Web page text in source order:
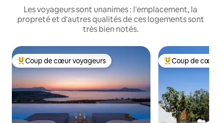
Les voyageurs sont unanimes : l'emplacement, la
propreté et d'autres qualités de ces logements sont
très bien notés.
Coup de cœur voyageurs parmi les plus aimés
Coup de cœur voyageurs Coup de cœur
Coup de cœur